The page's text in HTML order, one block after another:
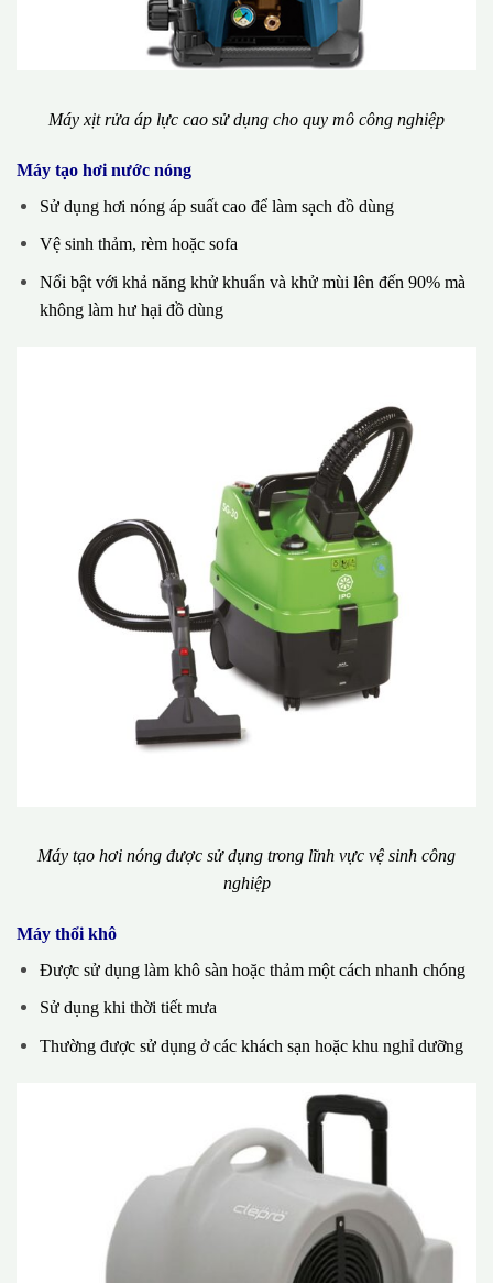
Máy xịt rửa áp lực cao sử dụng cho quy mô công nghiệp
Máy tạo hơi nước nóng
Sử dụng hơi nóng áp suất cao để làm sạch đồ dùng
Vệ sinh thảm, rèm hoặc sofa
Nổi bật với khả năng khử khuẩn và khử mùi lên đến 90% mà
không làm hư hại đồ dùng
Máy tạo hơi nóng được sử dụng trong lĩnh vực vệ sinh công
nghiệp
Máy thổi khô
Được sử dụng làm khô sàn hoặc thảm một cách nhanh chóng
Sử dụng khi thời tiết mưa
Thường được sử dụng ở các khách sạn hoặc khu nghỉ dưỡng